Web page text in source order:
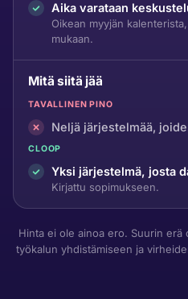
Aika varataan
Oikean myyjän
mukaan.
Mitä siitä jää
TAVALLINEN PINO
Neljä järjestelmää,
CLOOP
Yksi järjestelmä, josta
Kirjattu sopimukseen.
Hinta ei ole ainoa ero. Suurin
työkalun yhdistämiseen ja